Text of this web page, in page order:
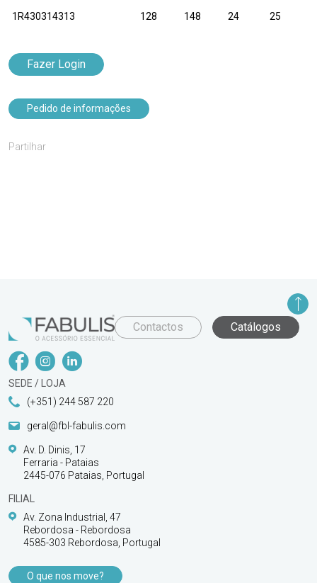
1R430314313 128 148 24 25
Fazer Login
Pedido de informações
Partilhar
Contactos Catálogos
SEDE / LOJA
(+351) 244 587 220
geral@fbl-fabulis.com
Av. D. Dinis, 17
Ferraria - Pataias
2445-076 Pataias, Portugal
FILIAL
Av. Zona Industrial, 47
Rebordosa - Rebordosa
4585-303 Rebordosa, Portugal
O que nos move?